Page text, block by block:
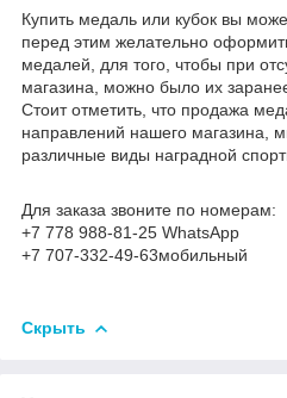
Купить медаль или кубок вы
перед этим желательно
медалей, для того, чтобы при
магазина, можно было их заранее
Стоит отметить, что продажа
направлений нашего магазина,
различные виды наградной
Для заказа звоните по номерам:
+7 778 988-81-25 WhatsApp
+7 707-332-49-63мобильный
Скрыть